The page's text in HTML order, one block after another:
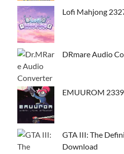
Lofi Mahjong
DRmare Audio
EMUUROM
GTA III: The
Download